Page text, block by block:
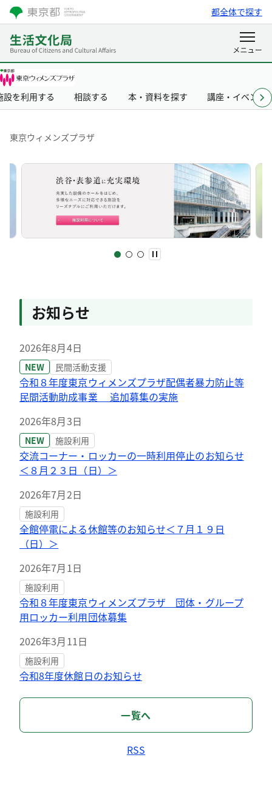
都全体で探す
設を利用する 相談する 本・資料を探す 講座・イベント
東京ウィメンズプラザ
お知らせ
2026年8月4日
NEW 民間活動支援
令和８年度東京ウィメンズプラザ配偶者暴力防止等
民間活動助成事業 追加募集の実施
2026年8月3日
NEW 施設利用
交流コーナー・ロッカーの一時利用停止のお知らせ
＜８月２３日（日）＞
2026年7月2日
施設利用
全館停電による休館等のお知らせ＜７月１９日
（日）＞
2026年7月1日
施設利用
令和８年度東京ウィメンズプラザ 団体・グループ
用ロッカー利用団体募集
2026年3月11日
施設利用
令和8年度休館日のお知らせ
一覧へ
RSS